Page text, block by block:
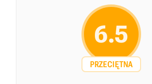
6.5
PRZECIĘTNA